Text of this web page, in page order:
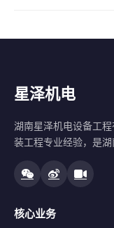
星泽机电
湖南星泽机电设备工
装工程专业经验，是湖
核心业务